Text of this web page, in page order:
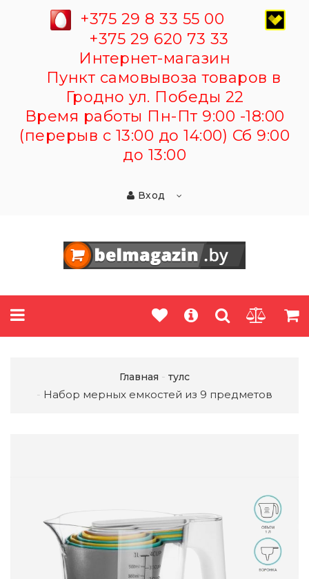
+375 29 8 33 55 00
+375 29 620 73 33
Интернет-магазин
Пункт самовывоза товаров в
Гродно ул. Победы 22
Время работы Пн-Пт 9:00 -18:00
(перерыв с 13:00 до 14:00) Сб 9:00
до 13:00
Вход
Главная тулс
Набор мерных емкостей из 9 предметов